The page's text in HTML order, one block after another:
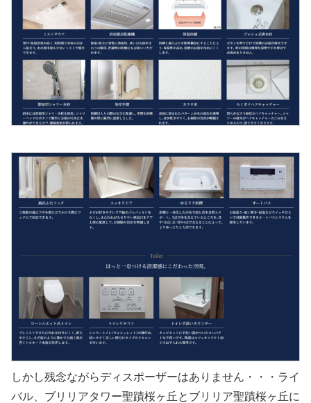
しかし残念ながらディスポーザーはありません・・・ライ
バル、ブリリアタワー聖蹟桜ヶ丘とブリリア聖蹟桜ヶ丘に